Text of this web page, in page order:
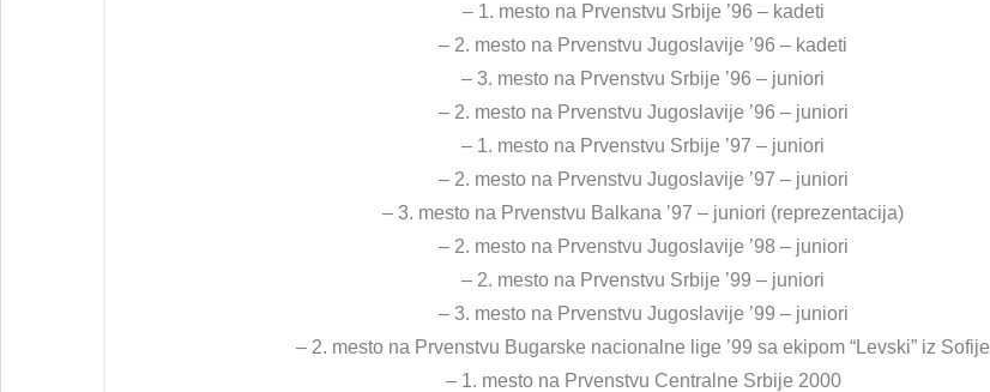
– 1. mesto na Prvenstvu Srbije ’96 – kadeti
– 2. mesto na Prvenstvu Jugoslavije ’96 – kadeti
– 3. mesto na Prvenstvu Srbije ’96 – juniori
– 2. mesto na Prvenstvu Jugoslavije ’96 – juniori
– 1. mesto na Prvenstvu Srbije ’97 – juniori
– 2. mesto na Prvenstvu Jugoslavije ’97 – juniori
– 3. mesto na Prvenstvu Balkana ’97 – juniori (reprezentacija)
– 2. mesto na Prvenstvu Jugoslavije ’98 – juniori
– 2. mesto na Prvenstvu Srbije ’99 – juniori
– 3. mesto na Prvenstvu Jugoslavije ’99 – juniori
– 2. mesto na Prvenstvu Bugarske nacionalne lige ’99 sa ekipom “Levski” iz Sofije
– 1. mesto na Prvenstvu Centralne Srbije 2000